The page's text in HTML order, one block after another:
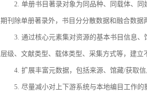
2. 单册书目著录对象为同品种、同载体、
期刊除单册著录外，书目分分散数据和融合数据
3. 通过核心元素集对资源的基本书目信息
层级、文献类型、载体类型、采集方式等，建立
4. 扩展丰富元数据，包括来源、馆藏/获取
5. 尽量减小对上下游系统与本地编目工作的